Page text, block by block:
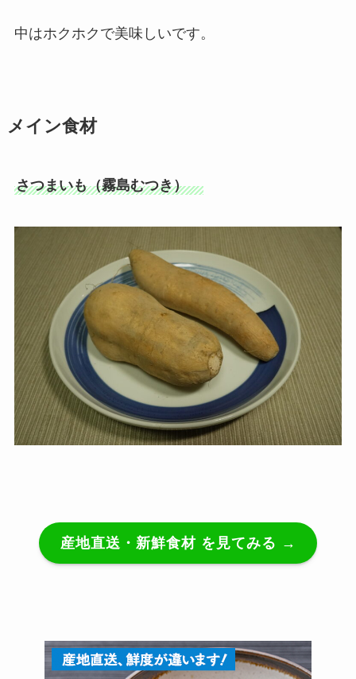
中はホクホクで美味しいです。
メイン食材
さつまいも（霧島むつき）
産地直送・新鮮食材 を見てみる →